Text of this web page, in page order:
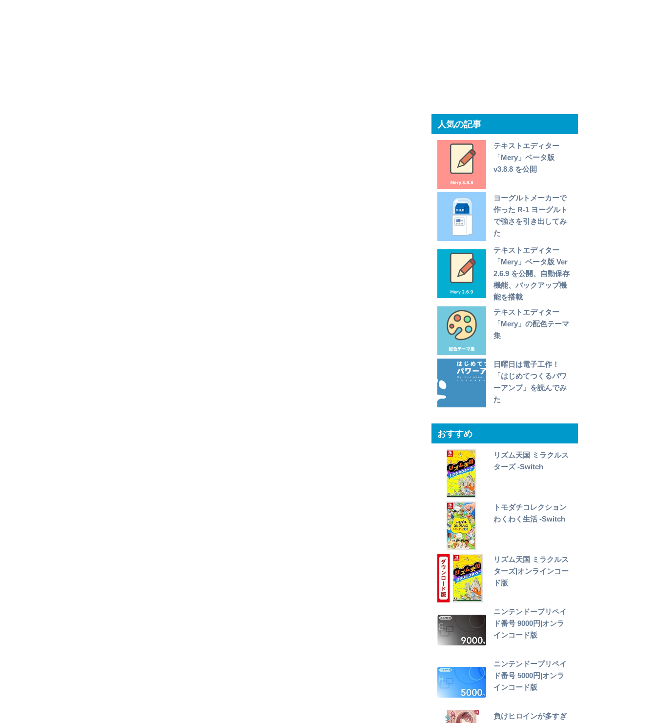
人気の記事
テキストエディター
「Mery」ベータ版
v3.8.8 を公開
ヨーグルトメーカーで
作った R-1 ヨーグルト
で強さを引き出してみ
た
テキストエディター
「Mery」ベータ版 Ver
2.6.9 を公開、自動保存
機能、バックアップ機
能を搭載
テキストエディター
「Mery」の配色テーマ
集
日曜日は電子工作！
「はじめてつくるパワ
ーアンプ」を読んでみ
た
おすすめ
リズム天国 ミラクルス
ターズ -Switch
トモダチコレクション
わくわく生活 -Switch
リズム天国 ミラクルス
ターズ|オンラインコー
ド版
ニンテンドープリペイ
ド番号 9000円|オンラ
インコード版
ニンテンドープリペイ
ド番号 5000円|オンラ
インコード版
負けヒロインが多すぎ